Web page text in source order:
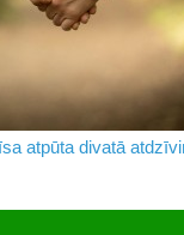
atpūta divatā